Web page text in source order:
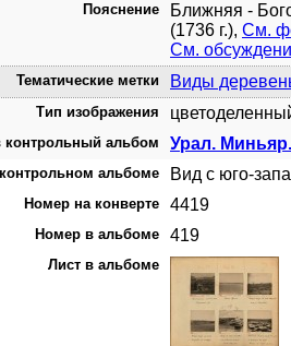
Пояснение
Ближняя -
(1736 г.), См.
См.
Тематические метки Виды
Тип изображения
контрольный альбом Урал. Миньяр.
альбоме Вид с юго-
Номер на конверте 4419
Номер в альбоме 419
Лист в альбоме